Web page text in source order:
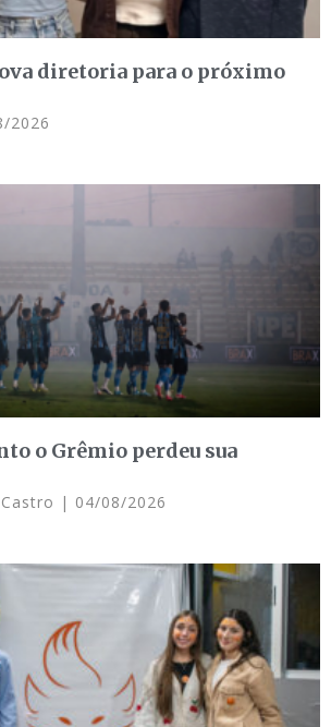
diretoria para o próximo
2026
o Grêmio perdeu sua
04/08/2026